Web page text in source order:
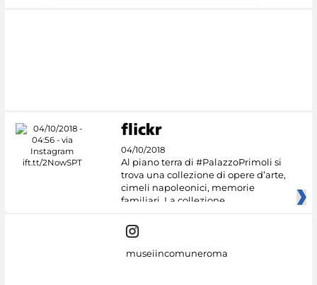
04/10/2018
Al piano terra di #PalazzoPrimoli si
trova una collezione di opere d’arte,
cimeli napoleonici, memorie
familiari. La collezione
museiincomuneroma